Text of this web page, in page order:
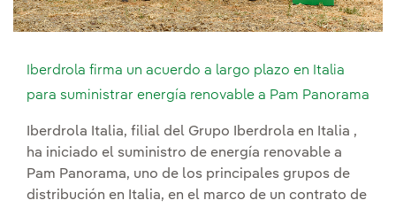
Iberdrola firma un acuerdo a largo plazo en Italia
para suministrar energía renovable a Pam Panorama
Iberdrola Italia, filial del Grupo Iberdrola en Italia ,
ha iniciado el suministro de energía renovable a
Pam Panorama, uno de los principales grupos de
distribución en Italia, en el marco de un contrato de